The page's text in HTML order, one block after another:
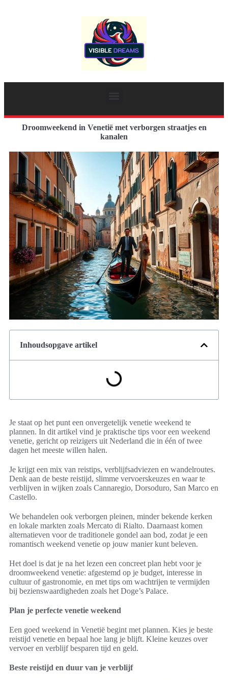
Droomweekend in Venetië met verborgen straatjes en
kanalen
Inhoudsopgave artikel
Je staat op het punt een onvergetelijk venetie weekend te
plannen. In dit artikel vind je praktische tips voor een weekend
venetie, gericht op reizigers uit Nederland die in één of twee
dagen het meeste willen halen.
Je krijgt een mix van reistips, verblijfsadviezen en wandelroutes.
Denk aan de beste reistijd, slimme vervoerskeuzes en waar te
verblijven in wijken zoals Cannaregio, Dorsoduro, San Marco en
Castello.
We behandelen ook verborgen pleinen, minder bekende kerken
en lokale markten zoals Mercato di Rialto. Daarnaast komen
alternatieven voor de traditionele gondel aan bod, zodat je een
romantisch weekend venetie op jouw manier kunt beleven.
Het doel is dat je na het lezen een concreet plan hebt voor je
droomweekend venetie: afgestemd op je budget, interesse in
cultuur of gastronomie, en met tips om wachtrijen te vermijden
bij bezienswaardigheden zoals het Doge’s Palace.
Plan je perfecte venetie weekend
Een goed weekend in Venetië begint met plannen. Kies je beste
reistijd venetie en bepaal hoe lang je blijft. Kleine keuzes over
vervoer en verblijf besparen tijd en geld.
Beste reistijd en duur van je verblijf